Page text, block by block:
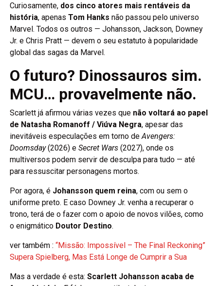
Curiosamente, dos cinco atores mais rentáveis da
história, apenas Tom Hanks não passou pelo universo
Marvel. Todos os outros — Johansson, Jackson, Downey
Jr. e Chris Pratt — devem o seu estatuto à popularidade
global das sagas da Marvel.
O futuro? Dinossauros sim.
MCU… provavelmente não.
Scarlett já afirmou várias vezes que não voltará ao papel
de Natasha Romanoff / Viúva Negra, apesar das
inevitáveis especulações em torno de Avengers:
Doomsday(2026) e Secret Wars (2027), onde os
multiversos podem servir de desculpa para tudo — até
para ressuscitar personagens mortos.
Por agora, é Johansson quem reina, com ou sem o
uniforme preto. E caso Downey Jr. venha a recuperar o
trono, terá de o fazer com o apoio de novos vilões, como
o enigmático Doutor Destino.
ver também : “Missão: Impossível – The Final Reckoning”
Supera Spielberg, Mas Está Longe de Cumprir a Sua
Mas a verdade é esta: Scarlett Johansson acaba de